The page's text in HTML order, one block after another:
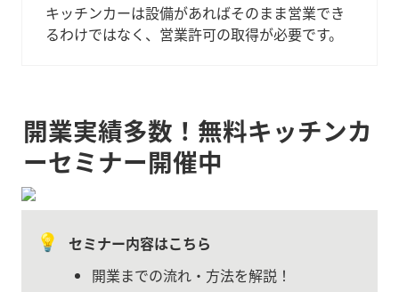
キッチンカーは設備があればそのまま営業でき
るわけではなく、営業許可の取得が必要です。
開業実績多数！無料キッチンカ
ーセミナー開催中
💡
セミナー内容はこちら
開業までの流れ・方法を解説！